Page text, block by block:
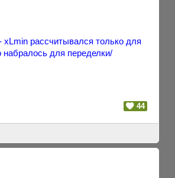
рассчитывался только для
для переделки/
44